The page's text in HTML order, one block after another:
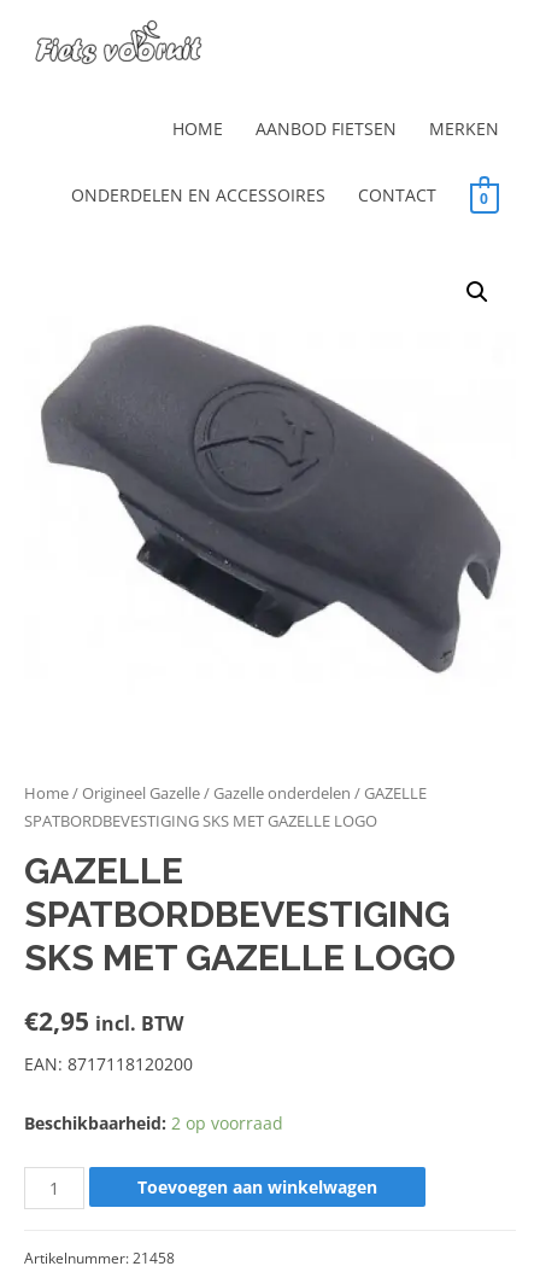
HOME AANBOD FIETSEN MERKEN
ONDERDELEN EN ACCESSOIRES CONTACT 0
Home/Origineel Gazelle/Gazelle onderdelen / GAZELLE
SPATBORDBEVESTIGING SKS MET GAZELLE LOGO
GAZELLE
SPATBORDBEVESTIGING
SKS MET GAZELLE LOGO
€2,95 incl. BTW
EAN: 8717118120200
Beschikbaarheid: 2 op voorraad
Toevoegen aan winkelwagen
Artikelnummer:21458